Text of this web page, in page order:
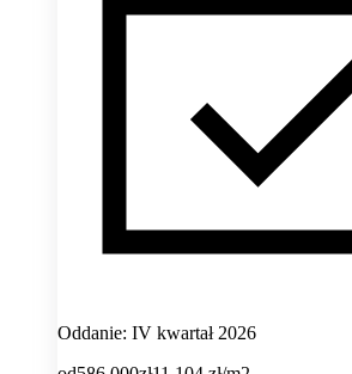
Oddanie: IV kwartał 2026